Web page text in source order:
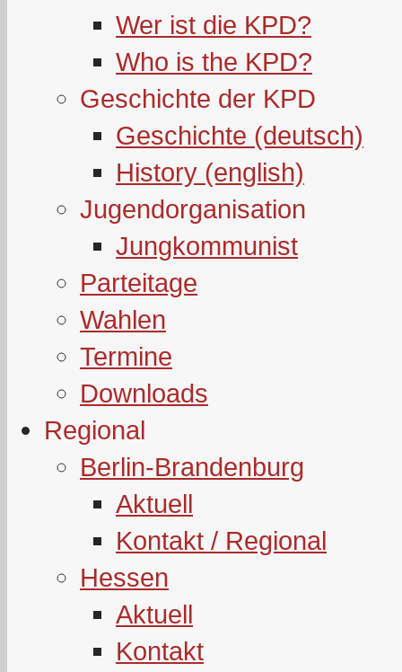
Wer ist die KPD?
Who is the KPD?
Geschichte der KPD
Geschichte (deutsch)
History (english)
Jugendorganisation
Jungkommunist
Parteitage
Wahlen
Termine
Downloads
Regional
Berlin-Brandenburg
Aktuell
Kontakt / Regional
Hessen
Aktuell
Kontakt